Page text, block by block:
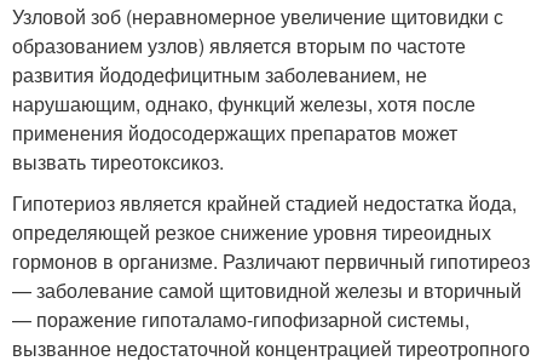
Узловой зоб (неравномерное увеличение щитовидки с
образованием узлов) является вторым по частоте
развития йододефицитным заболеванием, не
нарушающим, однако, функций железы, хотя после
применения йодосодержащих препаратов может
вызвать тиреотоксикоз.
Гипотериоз является крайней стадией недостатка йода,
определяющей резкое снижение уровня тиреоидных
гормонов в организме. Различают первичный гипотиреоз
— заболевание самой щитовидной железы и вторичный
— поражение гипоталамо-гипофизарной системы,
вызванное недостаточной концентрацией тиреотропного